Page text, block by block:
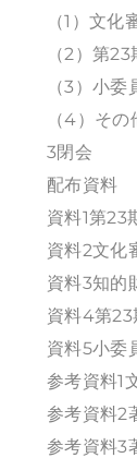
（1）文
（2）第
（3）小
（4）その
3閉会
配布資料
資料1第23
資料2文化
資料3知的
資料4第23
資料5小委
参考資料1
参考資料2
参考資料3